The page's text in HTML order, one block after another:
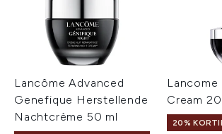
Lancôme Advanced
Genefique Herstellende
Nachtcrème 50 ml
Lancome
Cream
20%